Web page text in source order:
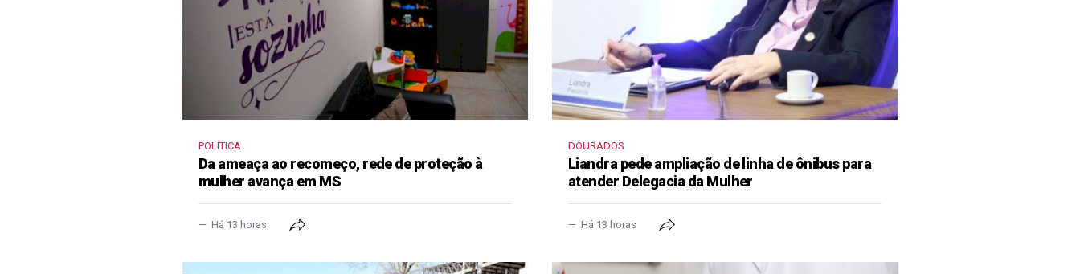
POLÍTICA
Da ameaça ao recomeço, rede de proteção à
mulher avança em MS
Há 13 horas
DOURADOS
Liandra pede ampliação de linha de ônibus para
atender Delegacia da Mulher
Há 13 horas